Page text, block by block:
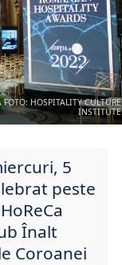
FOTO: HOSPITALITY CULTURE
INSTITUTE
5
peste
Înalt
Coroanei